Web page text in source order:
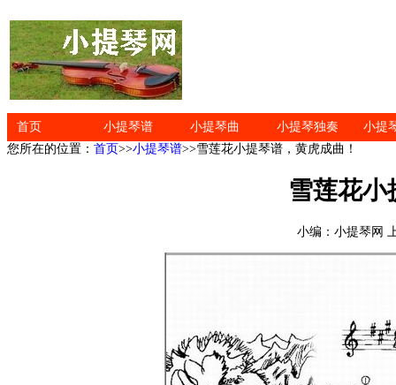
首页 小提琴谱 小提琴曲 小提琴独奏
小提
您所在的位置： 首页>>小提琴谱>>雪莲花小提琴谱，黄虎成曲！
雪莲花小
小编：小提琴网